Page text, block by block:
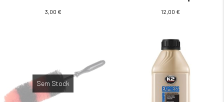
3,00 € 12,00 €
Sem Stock